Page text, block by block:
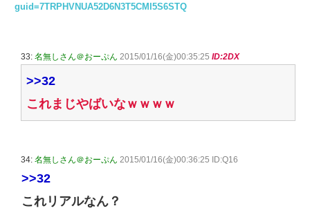
guid=7TRPHVNUA52D6N3T5CMI5S6STQ
33: 名無しさん＠おーぷん 2015/01/16(金)00:35:25 ID:2DX
>>32
これまじやばいなｗｗｗｗ
34: 名無しさん＠おーぷん 2015/01/16(金)00:36:25 ID:Q16
>>32
これリアルなん？